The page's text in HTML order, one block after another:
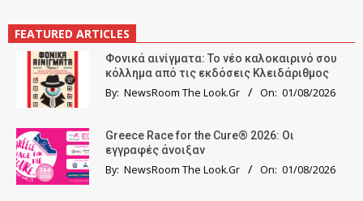
FEATURED ARTICLES
Φονικά αινίγματα: Το νέο καλοκαιρινό σου
κόλλημα από τις εκδόσεις Κλειδάριθμος
By: NewsRoom The Look.Gr On: 01/08/2026
Greece Race for the Cure® 2026: Οι
εγγραφές άνοιξαν
By: NewsRoom The Look.Gr On: 01/08/2026